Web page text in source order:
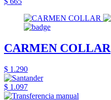
CARMEN COLLAR
$ 1.290
$ 1.097